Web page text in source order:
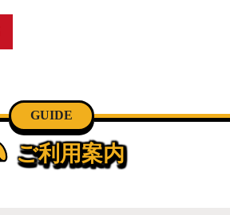
GUIDE
ご利用案内